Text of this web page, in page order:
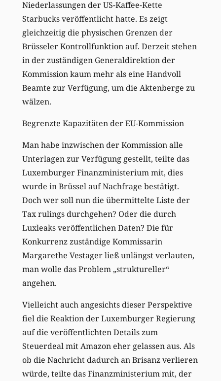
Niederlassungen der US-Kaffee-Kette
Starbucks veröffentlicht hatte. Es zeigt
gleichzeitig die physischen Grenzen der
Brüsseler Kontrollfunktion auf. Derzeit stehen
in der zuständigen Generaldirektion der
Kommission kaum mehr als eine Handvoll
Beamte zur Verfügung, um die Aktenberge zu
wälzen.
Begrenzte Kapazitäten der EU-Kommission
Man habe inzwischen der Kommission alle
Unterlagen zur Verfügung gestellt, teilte das
Luxemburger Finanzministerium mit, dies
wurde in Brüssel auf Nachfrage bestätigt.
Doch wer soll nun die übermittelte Liste der
Tax rulings durchgehen? Oder die durch
Luxleaks veröffentlichen Daten? Die für
Konkurrenz zuständige Kommissarin
Margarethe Vestager ließ unlängst verlauten,
man wolle das Problem „struktureller“
angehen.
Vielleicht auch angesichts dieser Perspektive
fiel die Reaktion der Luxemburger Regierung
auf die veröffentlichten Details zum
Steuerdeal mit Amazon eher gelassen aus. Als
ob die Nachricht dadurch an Brisanz verlieren
würde, teilte das Finanzministerium mit, der